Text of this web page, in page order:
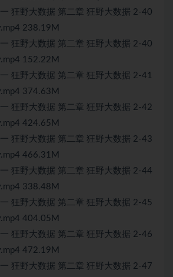
狂野大数据 第二章 狂野大数据 2-40
238.19M
狂野大数据 第二章 狂野大数据 2-40
152.22M
狂野大数据 第二章 狂野大数据 2-41
374.63M
狂野大数据 第二章 狂野大数据 2-42
424.65M
狂野大数据 第二章 狂野大数据 2-43
466.31M
狂野大数据 第二章 狂野大数据 2-44
338.48M
狂野大数据 第二章 狂野大数据 2-45
404.05M
狂野大数据 第二章 狂野大数据 2-46
472.19M
狂野大数据 第二章 狂野大数据 2-47